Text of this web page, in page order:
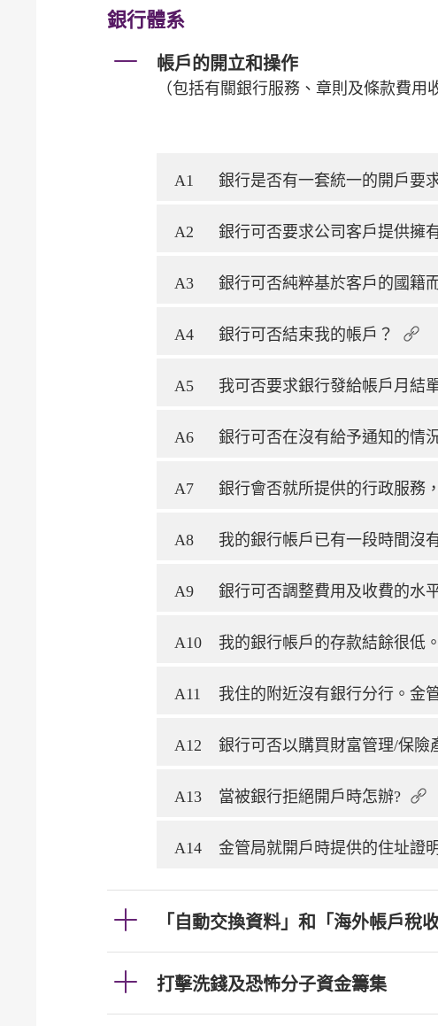
銀行體系
帳戶的開立和操作
（包括有關銀行服務、章則及條款費用
A1 銀行是否有一套統一的開戶要
A2 銀行可否要求公司客戶提供擁
A3 銀行可否純粹基於客戶的國籍
A4 銀行可否結束我的帳戶？
A5 我可否要求銀行發給帳戶月結
A6 銀行可否在沒有給予通知的情
A7 銀行會否就所提供的行政服務
A8 我的銀行帳戶已有一段時間沒
A9 銀行可否調整費用及收費的水
A10 我的銀行帳戶的存款結餘很低
A11 我住的附近沒有銀行分行。金
A12 銀行可否以購買財富管理/保險
A13 當被銀行拒絕開戶時怎辦?
A14 金管局就開戶時提供的住址證
「自動交換資料」和「海外帳戶稅
打擊洗錢及恐怖分子資金籌集